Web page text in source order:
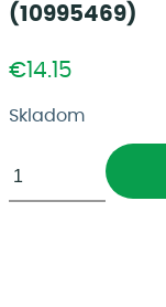
(10995469)
€14.15
Skladom